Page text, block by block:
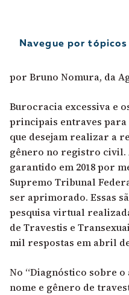
Navegue por tópicos
por Bruno Nomura, da
Burocracia excessiva e
principais entraves para
que desejam realizar a
gênero no registro civil.
garantido em 2018 por
Supremo Tribunal
ser aprimorado. Essas
pesquisa virtual
de Travestis e
mil respostas em abril de
No “Diagnóstico sobre o
nome e gênero de